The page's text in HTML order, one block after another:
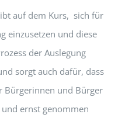
auf dem Kurs, sich für
einzusetzen und diese
der Auslegung
sorgt auch dafür, dass
Bürgerinnen und Bürger
ernst genommen